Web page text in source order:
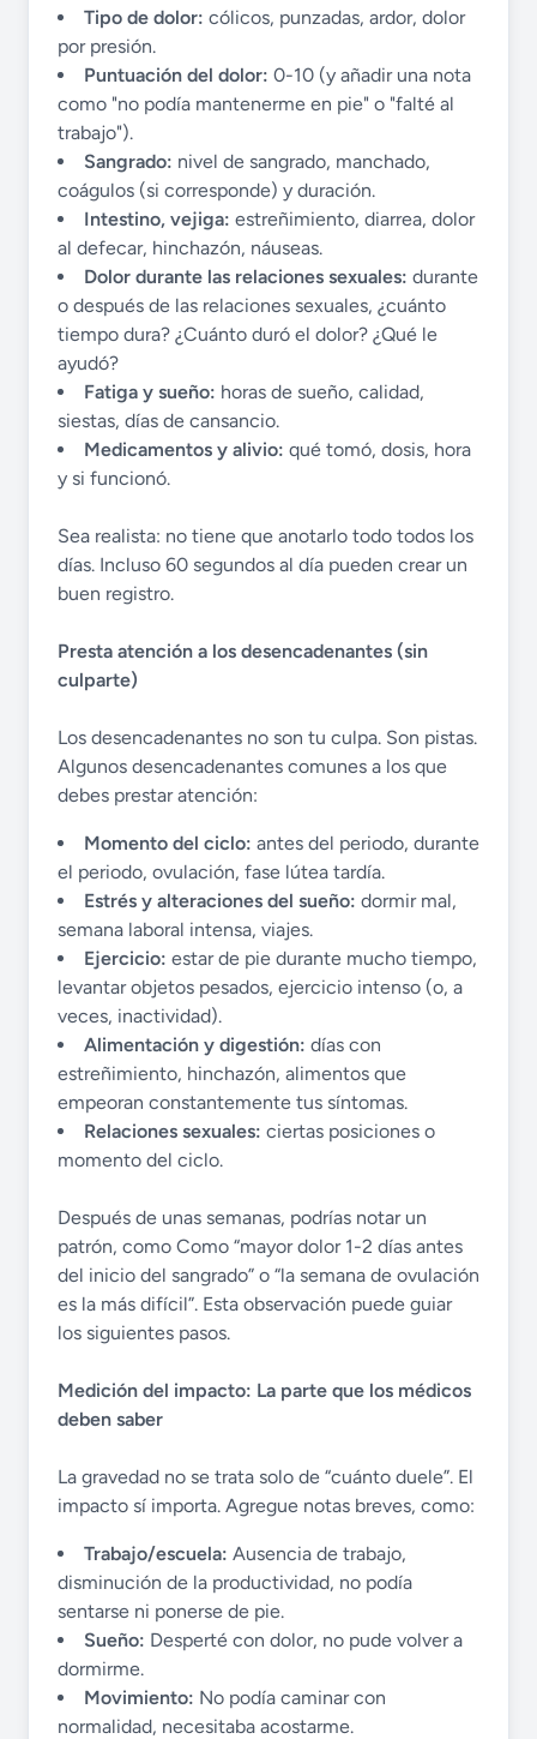
Tipo de dolor: cólicos, punzadas, ardor, dolor
por presión.
Puntuación del dolor: 0-10 (y añadir una nota
como "no podía mantenerme en pie" o "falté al
trabajo").
Sangrado: nivel de sangrado, manchado,
coágulos (si corresponde) y duración.
Intestino, vejiga: estreñimiento, diarrea, dolor
al defecar, hinchazón, náuseas.
Dolor durante las relaciones sexuales: durante
o después de las relaciones sexuales, ¿cuánto
tiempo dura? ¿Cuánto duró el dolor? ¿Qué le
ayudó?
Fatiga y sueño: horas de sueño, calidad,
siestas, días de cansancio.
Medicamentos y alivio: qué tomó, dosis, hora
y si funcionó.
Sea realista: no tiene que anotarlo todo todos los
días. Incluso 60 segundos al día pueden crear un
buen registro.
Presta atención a los desencadenantes (sin
culparte)
Los desencadenantes no son tu culpa. Son pistas.
Algunos desencadenantes comunes a los que
debes prestar atención:
Momento del ciclo: antes del periodo, durante
el periodo, ovulación, fase lútea tardía.
Estrés y alteraciones del sueño: dormir mal,
semana laboral intensa, viajes.
Ejercicio: estar de pie durante mucho tiempo,
levantar objetos pesados, ejercicio intenso (o, a
veces, inactividad).
Alimentación y digestión: días con
estreñimiento, hinchazón, alimentos que
empeoran constantemente tus síntomas.
Relaciones sexuales: ciertas posiciones o
momento del ciclo.
Después de unas semanas, podrías notar un
patrón, como Como “mayor dolor 1-2 días antes
del inicio del sangrado” o “la semana de ovulación
es la más difícil”. Esta observación puede guiar
los siguientes pasos.
Medición del impacto: La parte que los médicos
deben saber
La gravedad no se trata solo de “cuánto duele”. El
impacto sí importa. Agregue notas breves, como:
Trabajo/escuela: Ausencia de trabajo,
disminución de la productividad, no podía
sentarse ni ponerse de pie.
Sueño: Desperté con dolor, no pude volver a
dormirme.
Movimiento: No podía caminar con
normalidad, necesitaba acostarme.